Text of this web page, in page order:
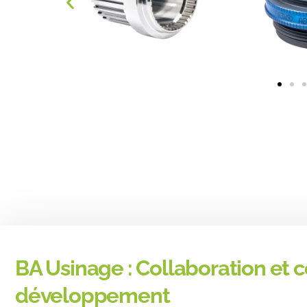
BA Usinage : Collaboration et
développement